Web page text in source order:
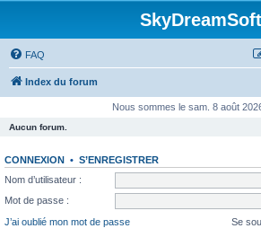
SkyDreamSoft
FAQ
Index du forum
Nous sommes le sam. 8 août
Aucun forum.
CONNEXION • S’ENREGISTRER
Nom d’utilisateur :
Mot de passe :
J’ai oublié mon mot de passe
Se